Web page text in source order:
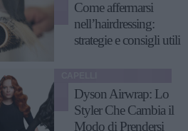
Come affermarsi
nell’hairdressing:
strategie e consigli utili
Dyson Airwrap: Lo
Styler Che Cambia il
Modo di Prendersi